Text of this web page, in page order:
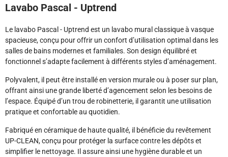
Lavabo Pascal - Uptrend
Le lavabo Pascal - Uptrend est un lavabo mural classique à vasque
spacieuse, conçu pour offrir un confort d’utilisation optimal dans les
salles de bains modernes et familiales. Son design équilibré et
fonctionnel s’adapte facilement à différents styles d’aménagement.
Polyvalent, il peut être installé en version murale ou à poser sur plan,
offrant ainsi une grande liberté d’agencement selon les besoins de
l’espace. Équipé d’un trou de robinetterie, il garantit une utilisation
pratique et confortable au quotidien.
Fabriqué en céramique de haute qualité, il bénéficie du revêtement
UP-CLEAN, conçu pour protéger la surface contre les dépôts et
simplifier le nettoyage. Il assure ainsi une hygiène durable et un